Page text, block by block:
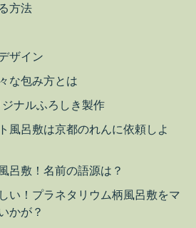
方法
ザイン
な包み方とは
ナルふろしき製作
風呂敷は京都のれんに依頼しよ
呂敷！名前の語源は？
い！プラネタリウム柄風呂敷をマ
かが？